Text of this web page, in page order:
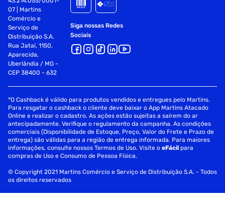
07 | Martins
Comércio e
Serviço de
Distribuição S.A.
Rua Jataí, 1150,
Aparecida,
Uberlândia / MG -
CEP 38400 - 632
Siga nossas Redes
Sociais
*O Cashback é válido para produtos vendidos e entregues pelo Martins.
Para resgatar o cashback o cliente deve baixar o App Martins Atacado
Online e realizar o cadastro. As ações estão sujeitas a saírem do ar
antecipadamente. Verifique o regulamento da campanha. As condições
comerciais (Disponibilidade de Estoque, Preço, Valor do Frete e Prazo de
entrega) são válidas para a região de entrega informada. Para maiores
informações, consulte nossos Termos de Uso. Visite oeFácil para
compras de Uso e Consumo de Pessoa Física.
© Copyright 2021 Martins Comércio e Serviço de Distribuição S.A. - Todos
os direitos reservados